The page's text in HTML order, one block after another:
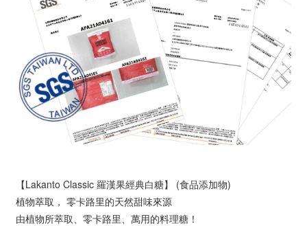
【Lakanto Classic 羅漢果經典白糖】 (食品添加物)
植物萃取， 零卡路里的天然甜味來源
由植物所萃取、零卡路里、萬用的料理糖！